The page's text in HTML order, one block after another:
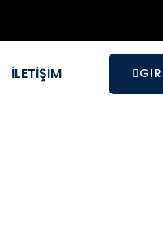
İLETİŞİM